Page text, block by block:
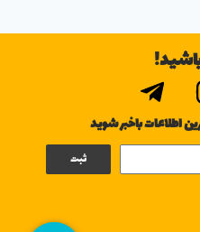
اطلاعات باخبر شوید
ثبت